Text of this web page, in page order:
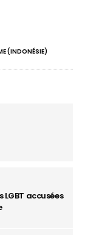
(INDONÉSIE)
accusées